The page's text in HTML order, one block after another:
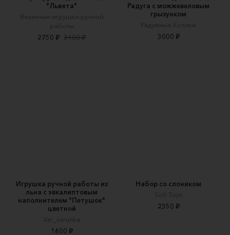
"Львята"
Вязанные игрушки ручной
работы
2750 ₽ 3100 ₽
Радуга с можжевеловым
грызунком
Радужные Котики
3000 ₽
Игрушка ручной работы из
льна с эвкалиптовым
наполнителем "Петушок"
цветной
Var_varunka
1600 ₽
Набор со слоником
Sofi Toys
2350 ₽